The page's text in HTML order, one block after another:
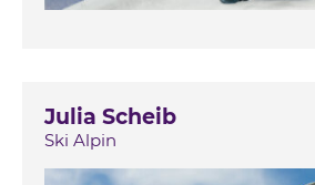
Julia Scheib
Ski Alpin